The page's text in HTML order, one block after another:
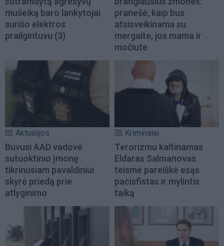
mušeiką baro lankytojai
surišo elektros
prailgintuvu (3)
pranešė, kaip bus
atsisveikinama su
mergaite, jos mama ir
močiute
Aktualijos
Buvusi AAD vadovė
sutuoktinio įmonę
tikrinusiam pavaldiniui
skyrė priedą prie
atlyginimo
Kriminalai
Terorizmu kaltinamas
Eldaras Salmanovas
teisme pareiškė esąs
pacisfistas ir mylintis
taiką